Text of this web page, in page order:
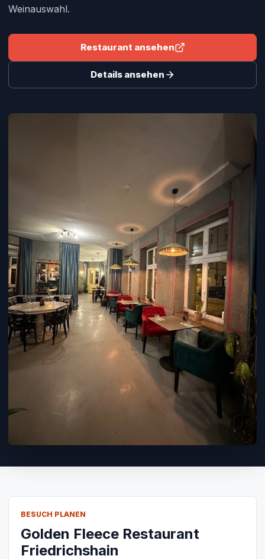
Weinauswahl.
Restaurant ansehen
Details ansehen
BESUCH PLANEN
Golden Fleece Restaurant
Friedrichshain